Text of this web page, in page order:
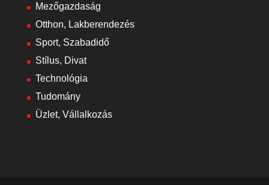
Mezőgazdaság
Otthon, Lakberendezés
Sport, Szabadidő
Stílus, Divat
Technológia
Tudomány
Üzlet, Vállalkozás